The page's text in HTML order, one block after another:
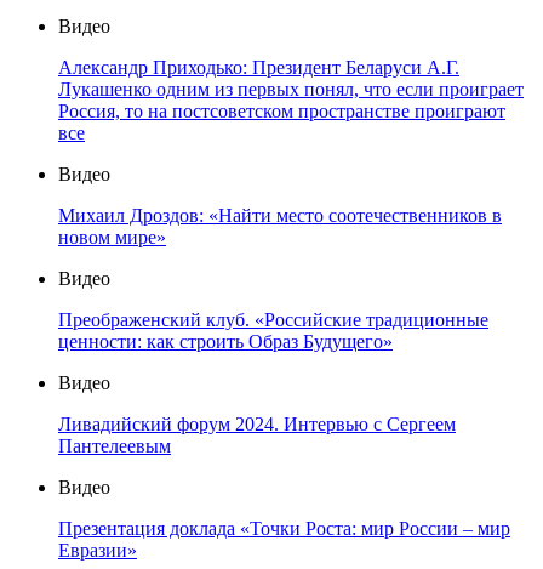
Видео
Александр Приходько: Президент Беларуси А.Г.
Лукашенко одним из первых понял, что если проиграет
Россия, то на постсоветском пространстве проиграют
все
Видео
Михаил Дроздов: «Найти место соотечественников в
новом мире»
Видео
Преображенский клуб. «Российские традиционные
ценности: как строить Образ Будущего»
Видео
Ливадийский форум 2024. Интервью с Сергеем
Пантелеевым
Видео
Презентация доклада «Точки Роста: мир России – мир
Евразии»